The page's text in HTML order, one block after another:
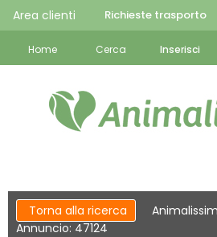
Area clienti Richieste trasporto
Home Cerca Inserisci
Torna alla ricerca
Annuncio: 47124